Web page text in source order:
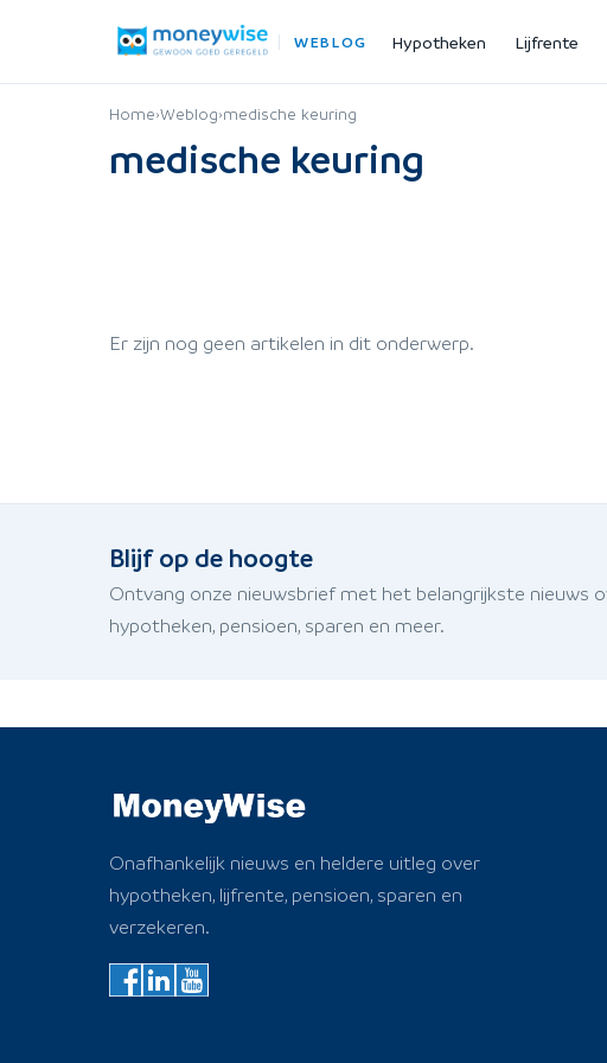
WEBLOG Hypotheken Lijfrente
Home›Weblog›medische keuring
medische keuring
Er zijn nog geen artikelen in dit onderwerp.
Blijf op de hoogte
Ontvang onze nieuwsbrief met het belangrijkste nieuws
hypotheken, pensioen, sparen en meer.
Onafhankelijk nieuws en heldere uitleg over
hypotheken, lijfrente, pensioen, sparen en
verzekeren.